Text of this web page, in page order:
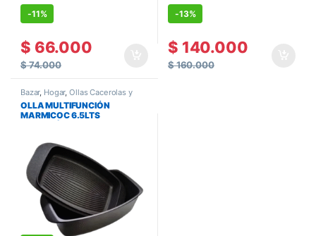
-11%
$ 66.000
$74.000
-13%
$ 140.000
$160.000
Bazar, Hogar,Ollas Cacerolas y
Paelleras
OLLA MULTIFUNCIÓN
MARMICOC 6.5LTS